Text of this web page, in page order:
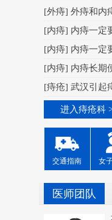
[外痔] 外痔和内
[内痔] 内痔一定
[内痔] 内痔一定
[内痔] 内痔长期
[痔疮] 武汉引起
进入痔疮科
交通指南 女
医师团队